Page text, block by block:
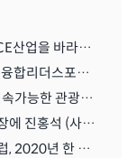
[스마트관광신문] 진홍석 회장, “관광·MICE산업을 바라보는 가치의 전환을 위해 노력이 필요한 시기” | 2021.04.29
[디스커버리뉴스] '진홍석 (사)한국마이스융합리더스포럼 회장',"코로나를 또다른 기회로" | 2020.07.06
[메트로 트래블] <기고> 코로나19 이후 지속가능한 관광마이스산업과 'MICE 5.0' | 2020.06.28
[티티엘뉴스] 국제 스콜 서울클럽 신임 회장에 진홍석 (사)한국마이스융합리더스포럼 회장 | 2019.12.13
[비티앤마이스뉴스] 스콜(SKÅL) 서울 클럽, 2020년 한 해 동안 이끌 새 임원진 구성하다 | 2019.12.13